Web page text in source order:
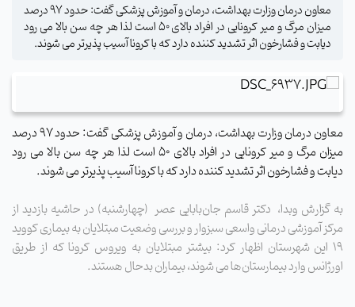
معاون درمان وزارت بهداشت، درمان و آموزش پزشکی گفت: حدود ۹۷ درصد
میزان مرگ و میر کرونایی در افراد بالای ۵۰ است لذا هر چه سن بالا می رود
دیابت و فشارخون اثر تشدید کننده دارد که با کرونا آسیب پذیرتر می شوند.
معاون درمان وزارت بهداشت، درمان و آموزش پزشکی گفت: حدود ۹۷ درصد
میزان مرگ و میر کرونایی در افراد بالای ۵۰ است لذا هر چه سن بالا می رود
دیابت و فشارخون اثر تشدید کننده دارد که با کرونا آسیب پذیرتر می شوند.
به گزارش وبدا، دکتر قاسم جان‌بابایی عصر (چهارشنبه) در حاشیه بازدید از
مرکز آموزشی درمانی واسعی سبزوار و بررسی وضعیت مبتلایان به بیماری کووید
۱۹ این شهرستان اظهار کرد: بیشتر مبتلایان به ویروس کرونا که از طریق
اورژانس وارد بیمارستان‌ها می شوند، بیماران بدحال هستند.